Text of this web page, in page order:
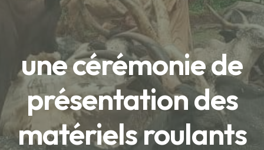
une cérémonie de
présentation des
matériels roulants